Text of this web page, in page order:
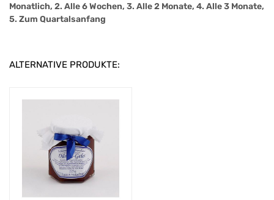
Monatlich, 2. Alle 6 Wochen, 3. Alle 2 Monate, 4. Alle 3 Monate,
5. Zum Quartalsanfang
ALTERNATIVE PRODUKTE: